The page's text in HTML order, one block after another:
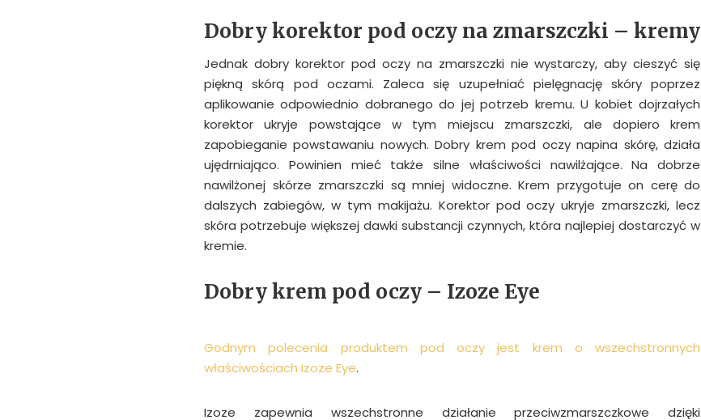
Dobry korektor pod oczy na zmarszczki – kremy
Jednak dobry korektor pod oczy na zmarszczki nie wystarczy, aby cieszyć się
piękną skórą pod oczami. Zaleca się uzupełniać pielęgnację skóry poprzez
aplikowanie odpowiednio dobranego do jej potrzeb kremu. U kobiet dojrzałych
korektor ukryje powstające w tym miejscu zmarszczki, ale dopiero krem
zapobieganie powstawaniu nowych. Dobry krem pod oczy napina skórę, działa
ujędrniająco. Powinien mieć także silne właściwości nawilżające. Na dobrze
nawilżonej skórze zmarszczki są mniej widoczne. Krem przygotuje on cerę do
dalszych zabiegów, w tym makijażu. Korektor pod oczy ukryje zmarszczki, lecz
skóra potrzebuje większej dawki substancji czynnych, która najlepiej dostarczyć w
kremie.
Dobry krem pod oczy – Izoze Eye
Godnym polecenia produktem pod oczy jest krem o wszechstronnych
właściwościach Izoze Eye.
Izoze zapewnia wszechstronne działanie przeciwzmarszczkowe dzięki